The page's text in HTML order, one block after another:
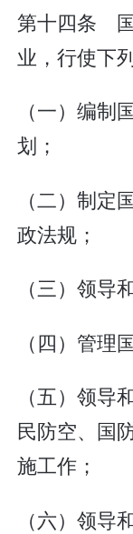
第十四条
业，行使下
（一）编制
划；
（二）制定
政法规；
（三）领导
（四）管理
（五）领导
民防空、国
施工作；
（六）领导